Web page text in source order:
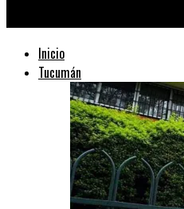
Inicio
Tucumán